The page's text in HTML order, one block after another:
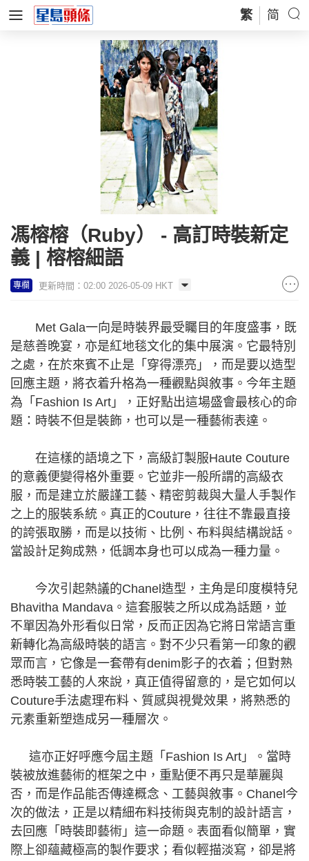
繁 简
馮榕榕（Ruby） - 高訂時裝新定
義 | 榕榕細語
專欄 更新時間：02:00 2026-05-09 HKT
Met Gala一向是時裝界最受矚目的年度盛事，既
是慈善晚宴，亦是紅地毯文化的集中展演。它最特別
之處，在於來賓不止是「穿得漂亮」，而是要以造型
回應主題，將衣着升格為一種觀點與敘事。今年主題
為「Fashion Is Art」，正好點出這場盛會最核心的命
題：時裝不但是裝飾，也可以是一種藝術表達。
在這樣的語境之下，高級訂製服Haute Couture
的意義便變得格外重要。它並非一般所謂的高級衣
服，而是建立於嚴謹工藝、精密剪裁與大量人手製作
之上的服裝系統。真正的Couture，往往不靠最直接
的誇張取勝，而是以技術、比例、布料與結構說話。
當設計足夠成熟，低調本身也可以成為一種力量。
今次引起熱議的Chanel造型，主角是印度模特兒
Bhavitha Mandava。這套服裝之所以成為話題，並
不單因為外形看似日常，反而正因為它將日常語言重
新轉化為高級時裝的語言。對不少只看第一印象的觀
眾而言，它像是一套帶有denim影子的衣着；但對熟
悉時裝工藝的人來說，真正值得留意的，是它如何以
Couture手法處理布料、質感與視覺效果，將熟悉的
元素重新塑造成另一種層次。
這亦正好呼應今屆主題「Fashion Is Art」。當時
裝被放進藝術的框架之中，重點便不再只是華麗與
否，而是作品能否傳達概念、工藝與敘事。Chanel今
次的做法，正是以精細布料技術與克制的設計語言，
去回應「時裝即藝術」這一命題。表面看似簡單，實
際上卻蘊藏極高的製作要求；看似輕描淡寫，卻是將